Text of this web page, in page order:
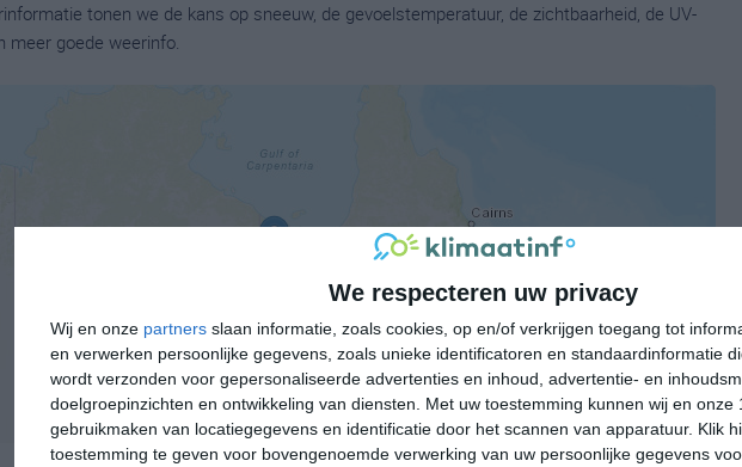
We respecteren uw privacy
Wij en onze partners slaan informatie, zoals cookies, op en/of verkrijgen toegang tot
en verwerken persoonlijke gegevens, zoals unieke identificatoren en standaardinformatie
wordt verzonden voor gepersonaliseerde advertenties en inhoud, advertentie- en
doelgroepinzichten en ontwikkeling van diensten.
Met uw toestemming kunnen wij en onze
gebruikmaken van locatiegegevens en identificatie door het scannen van apparatuur. Klik
toestemming te geven voor bovengenoemde verwerking van uw persoonlijke gegevens
tonen we de kans op sneeuw, de gevoelstemperatuur, de zichtbaarheid, de UV-
meer goede weerinfo.
Leaflet| ©OpenStreetMapcontributors